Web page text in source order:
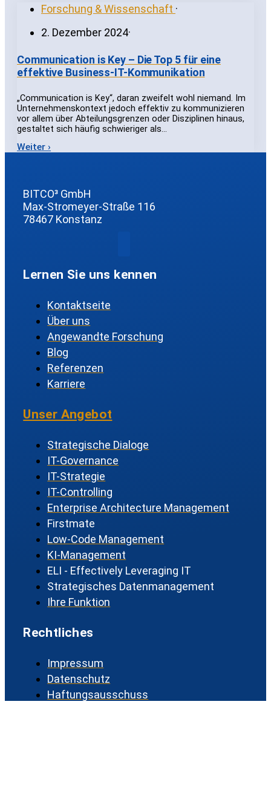
Forschung & Wissenschaft ·
2. Dezember 2024·
Communication is Key – Die Top 5 für eine
effektive Business-IT-Kommunikation
„Communication is Key“, daran zweifelt wohl niemand. Im
Unternehmenskontext jedoch effektiv zu kommunizieren
vor allem über Abteilungsgrenzen oder Disziplinen hinaus,
gestaltet sich häufig schwieriger als…
Weiter ›
BITCO³ GmbH
Max-Stromeyer-Straße 116
78467 Konstanz
Lernen Sie uns kennen
Kontaktseite
Über uns
Angewandte Forschung
Blog
Referenzen
Karriere
Unser Angebot
Strategische Dialoge
IT-Governance
IT-Strategie
IT-Controlling
Enterprise Architecture Management
Firstmate
Low-Code Management
KI-Management
ELI - Effectively Leveraging IT
Strategisches Datenmanagement
Ihre Funktion
Rechtliches
Impressum
Datenschutz
Haftungsausschuss